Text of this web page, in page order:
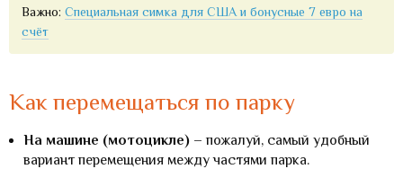
Важно:Специальная симка для США и бонусные 7 евро на
счёт
Как перемещаться по парку
На машине (мотоцикле) – пожалуй, самый удобный
вариант перемещения между частями парка.